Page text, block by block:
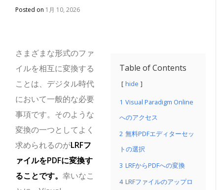
Posted on 1月 10, 2026
Table of Contents
hide
1 Visual Paradigm Online
へのアクセス
2 無料PDFエディターセッ
トの選択
3 LRFからPDFへの変換
4 LRFファイルのアップロ
さまざまな形式のファ
イルを相互に変換する
ことは、デジタル時代
において一般的な必要
事項です。そのような
変換の一つとしてよく
求められるのがLRFフ
ァイルをPDFに変換す
ることです。幸いなこ